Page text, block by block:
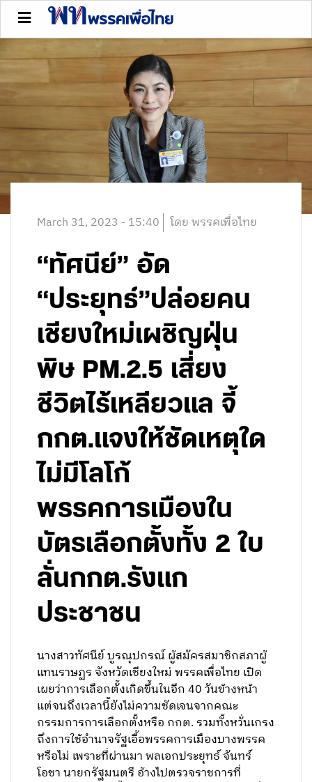
March 31, 2023 - 15:40 โดย พรรคเพื่อไทย
“ทัศนีย์” อัด
“ประยุทธ์”ปล่อยคน
เชียงใหม่เผชิญฝุ่น
พิษ PM.2.5 เสี่ยง
ชีวิตไร้เหลียวแล จี้
กกต.แจงให้ชัดเหตุใด
ไม่มีโลโก้
พรรคการเมืองใน
บัตรเลือกตั้งทั้ง 2 ใบ
ลั่นกกต.รังแก
ประชาชน
นางสาวทัศนีย์ บูรณุปกรณ์ ผู้สมัครสมาชิกสภาผู้
แทนราษฏร จังหวัดเชียงใหม่ พรรคเพื่อไทย เปิด
เผยว่าการเลือกตั้งเกิดขึ้นในอีก 40 วันข้างหน้า
แต่จนถึงเวลานี้ยังไม่ความชัดเจนจากคณะ
กรรมการการเลือกตั้งหรือ กกต. รวมทั้งหวั่นเกรง
ถึงการใช้อำนาจรัฐเอื้อพรรคการเมืองบางพรรค
หรือไม่ เพราะที่ผ่านมา พลเอกประยุทธ์ จันทร์
โอชา นายกรัฐมนตรี อ้างไปตรวจราชการที่